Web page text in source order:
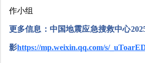
作小组
更多信息：中国地震应急搜救中心
影https://mp.weixin.qq.com/s/